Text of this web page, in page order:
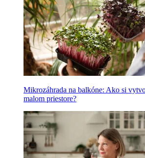
Mikrozáhrada na balkóne: Ako si
malom priestore?